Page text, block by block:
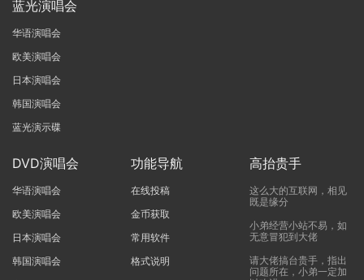
蓝光演唱会
华语演唱会
欧美演唱会
日本演唱会
韩国演唱会
蓝光演示碟
DVD演唱会
华语演唱会
欧美演唱会
日本演唱会
韩国演唱会
功能导航
在线投稿
金币获取
常用软件
格式说明
高抬贵手
这么大的互联网，相见
既是缘分
小弟经营小站不易，如
无意冒犯到大佬
请大佬搞台贵手，指出
问题所在，小弟一定加